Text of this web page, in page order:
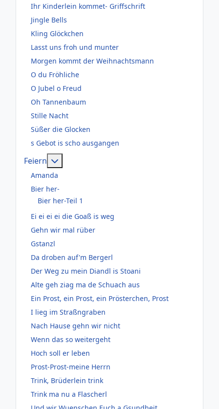
Ihr Kinderlein kommet- Griffschrift
Jingle Bells
Kling Glöckchen
Lasst uns froh und munter
Morgen kommt der Weihnachtsmann
O du Fröhliche
O Jubel o Freud
Oh Tannenbaum
Stille Nacht
Süßer die Glocken
s Gebot is scho ausgangen
Feiern
Amanda
Bier her-
Bier her-Teil 1
Ei ei ei ei die Goaß is weg
Gehn wir mal rüber
Gstanzl
Da droben auf'm Bergerl
Der Weg zu mein Diandl is Stoani
Alte geh ziag ma de Schuach aus
Ein Prost, ein Prost, ein Prösterchen, Prost
I lieg im Straßngraben
Nach Hause gehn wir nicht
Wenn das so weitergeht
Hoch soll er leben
Prost-Prost-meine Herrn
Trink, Brüderlein trink
Trink ma nu a Flascherl